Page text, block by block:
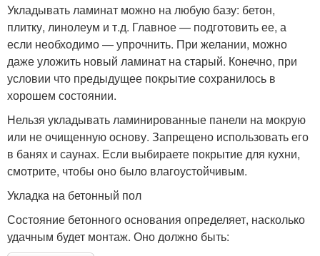
Укладывать ламинат можно на любую базу: бетон,
плитку, линолеум и т.д. Главное — подготовить ее, а
если необходимо — упрочнить. При желании, можно
даже уложить новый ламинат на старый. Конечно, при
условии что предыдущее покрытие сохранилось в
хорошем состоянии.
Нельзя укладывать ламинированные панели на мокрую
или не очищенную основу. Запрещено использовать его
в банях и саунах. Если выбираете покрытие для кухни,
смотрите, чтобы оно было влагоустойчивым.
Укладка на бетонный пол
Состояние бетонного основания определяет, насколько
удачным будет монтаж. Оно должно быть: